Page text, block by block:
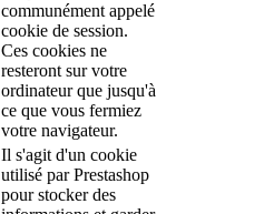
communément appelé
cookie de session.
Ces cookies ne
resteront sur votre
ordinateur que jusqu'à
ce que vous fermiez
votre navigateur.
Il s'agit d'un cookie
utilisé par Prestashop
pour stocker des